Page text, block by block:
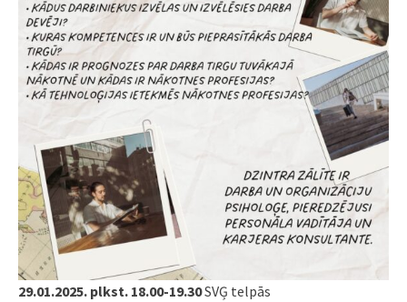
29.01.2025. plkst. 18.00-19.30SVĢ telpās